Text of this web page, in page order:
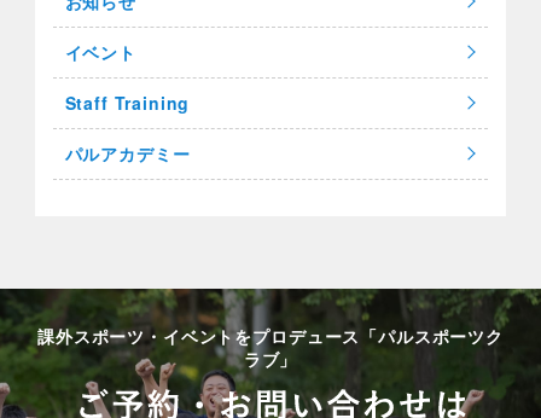
イベント
Staff Training
パルアカデミー
課外スポーツ・イベントをプロデュース「パルスポーツク
ラブ」